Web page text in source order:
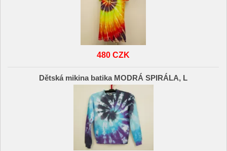
480 CZK
Dětská mikina batika MODRÁ SPIRÁLA, L